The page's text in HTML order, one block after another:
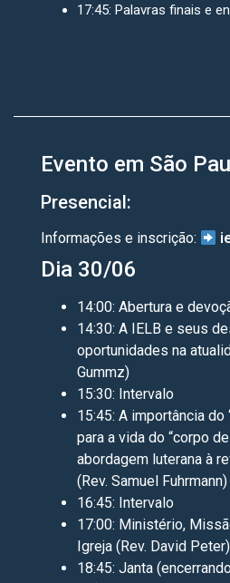
17:45: Palavras finais e
Evento em São
Presencial:
Informações e inscrição:
Dia 30/06
14:00: Abertura e
14:30: A IELB e seus
oportunidades na
Gummz)
15:30: Intervalo
15:45: A importância do
para a vida do “corpo
abordagem luterana à
(Rev. Samuel Fuhrmann)
16:45: Intervalo
17:00: Ministério,
Igreja (Rev. David Peter)
18:45: Janta